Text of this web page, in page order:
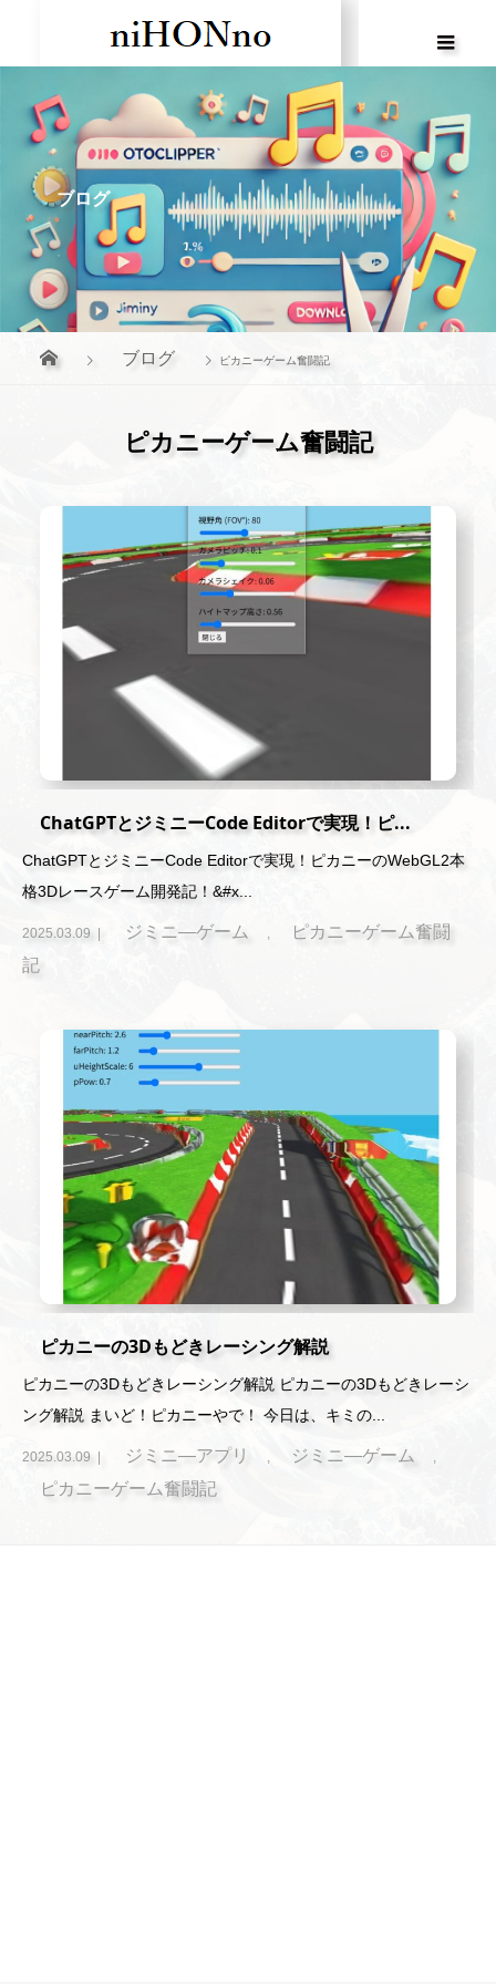
ブログ
ブログ ピカニーゲーム奮闘記
ピカニーゲーム奮闘記
ChatGPTとジミニーCode Editorで実現！ピ...
ChatGPTとジミニーCode Editorで実現！ピカニーのWebGL2本
格3Dレースゲーム開発記！&#x...
2025.03.09 ジミニ―ゲーム ,
ピカニーゲーム奮闘
記
ピカニーの3Dもどきレーシング解説
ピカニーの3Dもどきレーシング解説 ピカニーの3Dもどきレーシ
ング解説 まいど！ピカニーやで！ 今日は、キミの...
2025.03.09 ジミニ―アプリ , ジミニ―ゲーム ,
ピカニーゲーム奮闘記